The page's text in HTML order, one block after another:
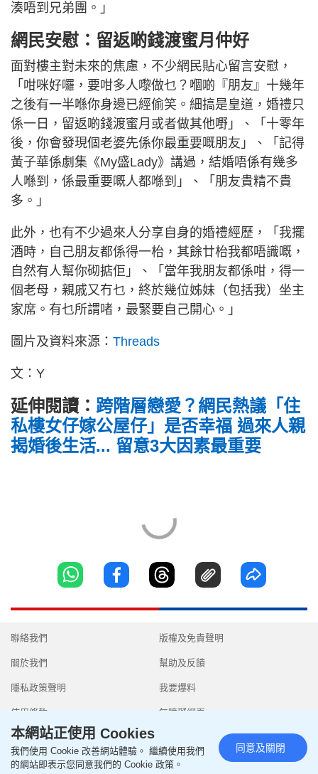
湊唔到兄弟團。」
網民安慰：留返啲錢渡蜜月仲好
面對樓主對未來的焦慮，不少網民貼心留言安慰，
「咁咪好囉，要咁多人嚟做乜？嗰啲『朋友』十幾年
之後有一半喺你身邊已經偷笑。細搞是皇道，婚禮只
係一日，留返啲錢渡蜜月或者做其他嘢」、「十零年
後，你會發現個老婆先係你最重要嘅朋友」、「記得
黃子華係劇集《My盛Lady》講過，結婚唔係有幾多
人喺到，係最重要嘅人都喺到」、「朋友貴精不貴
多。」
此外，也有不少過來人分享自身的婚禮經歷，「我擺
酒時，自己朋友都係得一枱，其餘廿枱我都唔識嘅，
自然有人幫你砌掂佢」、「當年我朋友都係咁，得一
個老母，親戚又冇乜，終於幾位姊妹（包括我）坐主
家席。有乜所謂啫，最緊要自己開心。」
圖片及資料來源： Threads
文：Y
延伸閱讀： 跨階層戀愛？網民熱議「住
私樓女仔嫁公屋仔」是否幸福 過來人親
揭婚後生活... 留意3大因素最重要
聯絡我們
關於我們
隱私政策聲明
使用條款
版權及免責聲明
幫助及反饋
我要爆料
無障礙網頁
Copyright © 2026 SingTao Ltd.All rights reserved.
本網站正使用 Cookies
我們使用 Cookie 改善網站體驗。 繼續使用我們
的網站即表示您同意我們的 Cookie 政策。
同意及關閉